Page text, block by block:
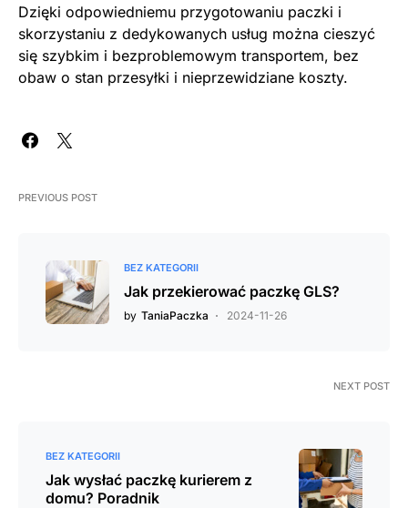
Dzięki odpowiedniemu przygotowaniu paczki i
skorzystaniu z dedykowanych usług można cieszyć
się szybkim i bezproblemowym transportem, bez
obaw o stan przesyłki i nieprzewidziane koszty.
PREVIOUS POST
BEZ KATEGORII
Jak przekierować paczkę GLS?
by TaniaPaczka 2024-11-26
NEXT POST
BEZ KATEGORII
Jak wysłać paczkę kurierem z
domu? Poradnik